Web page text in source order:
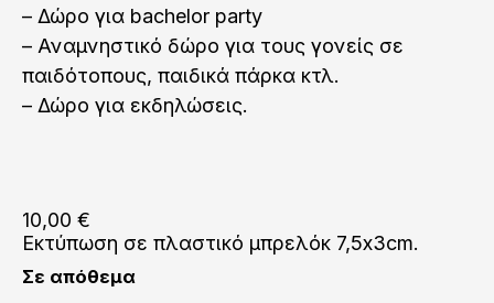
– Δώρο για bachelor party
– Αναμνηστικό δώρο για τους γονείς σε
παιδότοπους, παιδικά πάρκα κτλ.
– Δώρο για εκδηλώσεις.
10,00 €
Εκτύπωση σε πλαστικό μπρελόκ 7,5x3cm.
Σε απόθεμα